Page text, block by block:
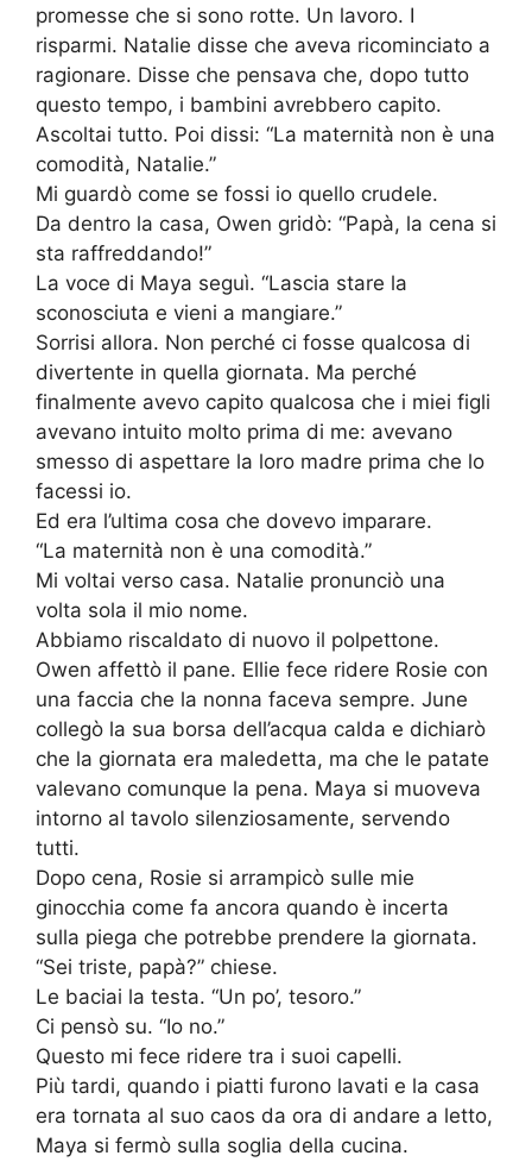
promesse che si sono rotte. Un lavoro. I
risparmi. Natalie disse che aveva ricominciato a
ragionare. Disse che pensava che, dopo tutto
questo tempo, i bambini avrebbero capito.
Ascoltai tutto. Poi dissi: “La maternità non è una
comodità, Natalie.”
Mi guardò come se fossi io quello crudele.
Da dentro la casa, Owen gridò: “Papà, la cena si
sta raffreddando!”
La voce di Maya seguì. “Lascia stare la
sconosciuta e vieni a mangiare.”
Sorrisi allora. Non perché ci fosse qualcosa di
divertente in quella giornata. Ma perché
finalmente avevo capito qualcosa che i miei figli
avevano intuito molto prima di me: avevano
smesso di aspettare la loro madre prima che lo
facessi io.
Ed era l’ultima cosa che dovevo imparare.
“La maternità non è una comodità.”
Mi voltai verso casa. Natalie pronunciò una
volta sola il mio nome.
Abbiamo riscaldato di nuovo il polpettone.
Owen affettò il pane. Ellie fece ridere Rosie con
una faccia che la nonna faceva sempre. June
collegò la sua borsa dell’acqua calda e dichiarò
che la giornata era maledetta, ma che le patate
valevano comunque la pena. Maya si muoveva
intorno al tavolo silenziosamente, servendo
tutti.
Dopo cena, Rosie si arrampicò sulle mie
ginocchia come fa ancora quando è incerta
sulla piega che potrebbe prendere la giornata.
“Sei triste, papà?” chiese.
Le baciai la testa. “Un po’, tesoro.”
Ci pensò su. “Io no.”
Questo mi fece ridere tra i suoi capelli.
Più tardi, quando i piatti furono lavati e la casa
era tornata al suo caos da ora di andare a letto,
Maya si fermò sulla soglia della cucina.